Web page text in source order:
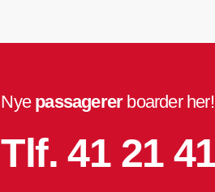
Nye passagererboarder her!
Tlf. 41 21